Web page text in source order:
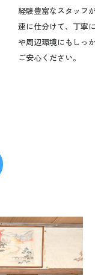
経験豊富なスタッフ
速に仕分けて、丁寧
や周辺環境にもしっ
ご安心ください。